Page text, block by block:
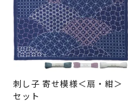
刺し子 寄せ模様＜扇・紺＞
セット